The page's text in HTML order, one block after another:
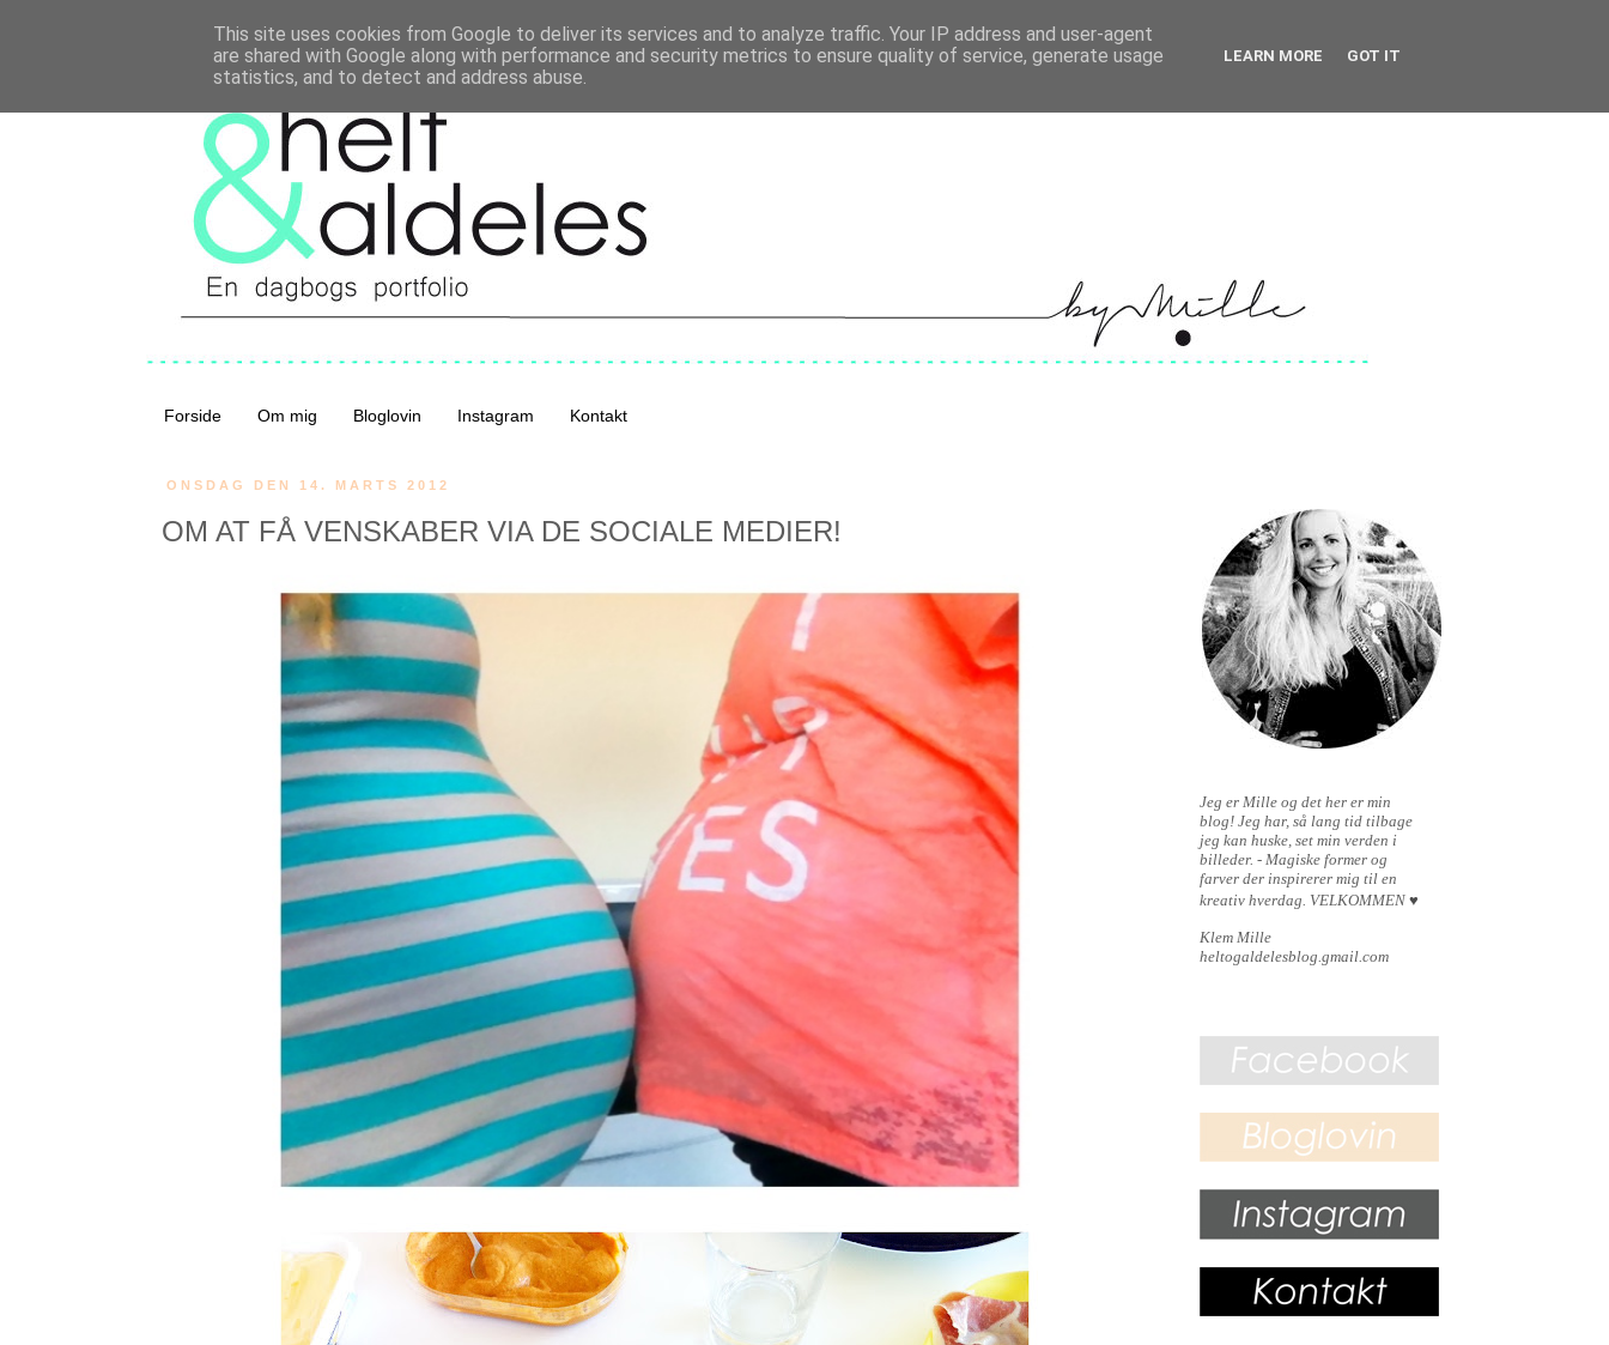
Forside Om mig Bloglovin Instagram Kontakt
ONSDAG DEN 14. MARTS 2012
OM AT FÅ VENSKABER VIA DE SOCIALE MEDIER!
Jeg er Mille og det her er min
blog! Jeg har, så lang tid tilbage
jeg kan huske, set min verden i
billeder. - Magiske former og
farver der inspirerer mig til en
kreativ hverdag. VELKOMMEN ♥
Klem Mille
heltogaldelesblog.gmail.com
This site uses cookies from Google to deliver its services and to analyze traffic. Your IP address and user-agent
are shared with Google along with performance and security metrics to ensure quality of service, generate usage
statistics, and to detect and address abuse.
LEARN MORE GOT IT